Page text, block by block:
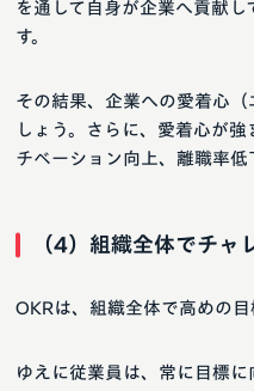
を通して自身が企業へ貢献
す。
その結果、企業への愛着心
しょう。さらに、愛着心が
チベーション向上、離職率低
（4）組織全体でチャ
OKRは、組織全体で高めの目
ゆえに従業員は、常に目標